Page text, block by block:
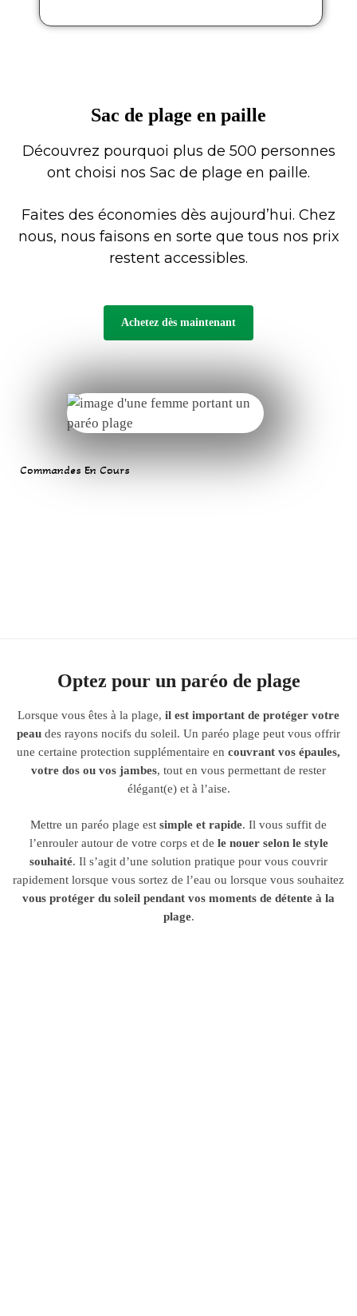
Sac de plage en paille
Découvrez pourquoi plus de 500 personnes
ont choisi nos Sac de plage en paille.
Faites des économies dès aujourd’hui. Chez
nous, nous faisons en sorte que tous nos prix
restent accessibles.
Achetez dès maintenant
Commandes En Cours
Optez pour un paréo de plage
Lorsque vous êtes à la plage, il est important de protéger votre
peau des rayons nocifs du soleil. Un paréo plage peut vous offrir
une certaine protection supplémentaire en couvrant vos épaules,
votre dos ou vos jambes, tout en vous permettant de rester
élégant(e) et à l’aise.
Mettre un paréo plage est simple et rapide. Il vous suffit de
l’enrouler autour de votre corps et de le nouer selon le style
souhaité. Il s’agit d’une solution pratique pour vous couvrir
rapidement lorsque vous sortez de l’eau ou lorsque vous souhaitez
vous protéger du soleil pendant vos moments de détente à la
plage.